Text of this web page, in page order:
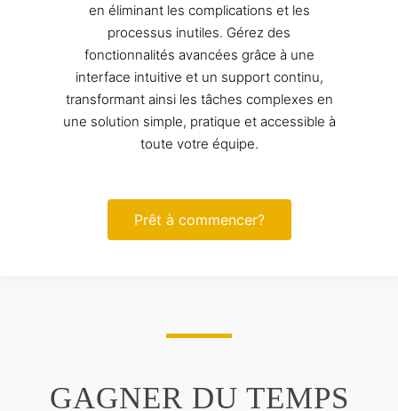
en éliminant les complications et les
processus inutiles. Gérez des
fonctionnalités avancées grâce à une
interface intuitive et un support continu,
transformant ainsi les tâches complexes en
une solution simple, pratique et accessible à
toute votre équipe.
Prêt à commencer?
GAGNER DU TEMPS